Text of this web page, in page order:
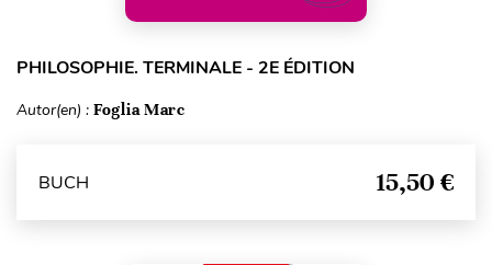
PHILOSOPHIE. TERMINALE - 2E ÉDITION
Autor(en) : Foglia Marc
BUCH 15,50 €